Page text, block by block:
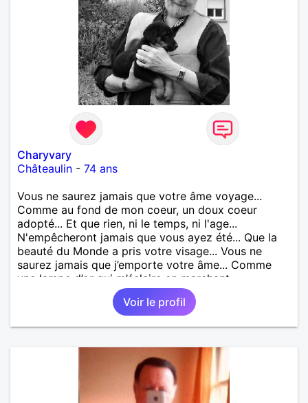
Charyvary
Châteaulin - 74 ans
Vous ne saurez jamais que votre âme voyage...
Comme au fond de mon coeur, un doux coeur
adopté... Et que rien, ni le temps, ni l'age...
N'empêcheront jamais que vous ayez été... Que la
beauté du Monde a pris votre visage... Vous ne
saurez jamais que j’emporte votre âme... Comme
une lampe d’or qui m’éclaire en marchant...
Voir le profil